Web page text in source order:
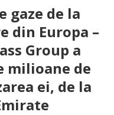
gaze de la
din Europa –
Group a
milioane de
ei, de la